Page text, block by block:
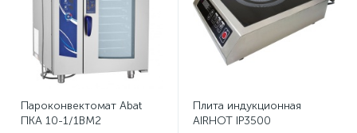
Пароконвектомат Abat
ПКА 10-1/1ВМ2
Плита индукционная
AIRHOT IP3500